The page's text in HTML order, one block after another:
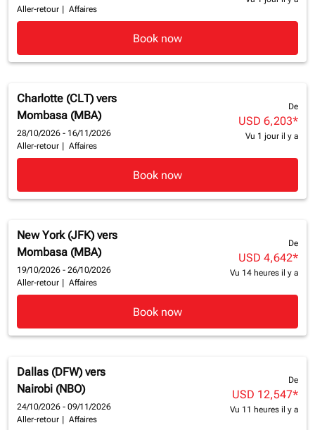
Aller-retour
Affaires
Book now
Charlotte (CLT) vers
Mombasa (MBA)
28/10/2026 - 16/11/2026
Aller-retour
Affaires
De
USD 6,203*
Vu 1 jour il y a
Book now
New York (JFK) vers
Mombasa (MBA)
19/10/2026 - 26/10/2026
Aller-retour
Affaires
De
USD 4,642*
Vu 14 heures il y a
Book now
Dallas (DFW) vers
Nairobi (NBO)
24/10/2026 - 09/11/2026
Aller-retour
Affaires
De
USD 12,547*
Vu 11 heures il y a